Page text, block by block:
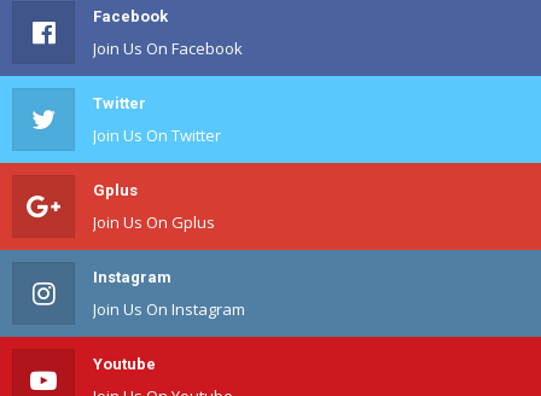
Facebook
Join Us On Facebook
Twitter
Join Us On Twitter
Gplus
Join Us On Gplus
Instagram
Join Us On Instagram
Youtube